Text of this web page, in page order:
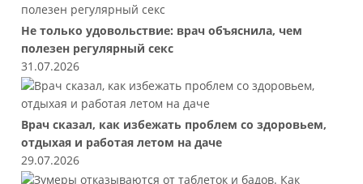
Не только удовольствие: врач объяснила, чем
полезен регулярный секс
31.07.2026
Врач сказал, как избежать проблем со здоровьем,
отдыхая и работая летом на даче
29.07.2026